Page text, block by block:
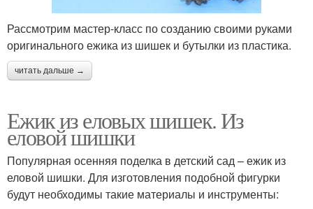
Рассмотрим мастер-класс по созданию своими руками
оригинального ежика из шишек и бутылки из пластика.
читать дальше →
Ежик из еловых шишек. Из
еловой шишки
Популярная осенняя поделка в детский сад – ежик из
еловой шишки. Для изготовления подобной фигурки
будут необходимы такие материалы и инструменты: